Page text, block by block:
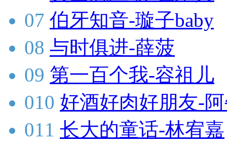
07 伯牙知音-璇子baby
08 与时俱进-薛菠
09 第一百个我-容祖儿
010 好酒好肉好朋友-
011 长大的童话-林宥嘉